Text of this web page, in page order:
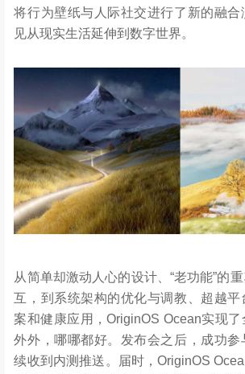
将行为壁纸与人际社交进行了新的融合
见从现实生活延伸到数字世界。
从简单却激动人心的设计、“老功能”的
互，到系统架构的优化与调教、超越
案和健康应用，OriginOS Ocean实现
外外，哪哪都好。发布会之后，成功
续收到内测推送。届时，OriginOS